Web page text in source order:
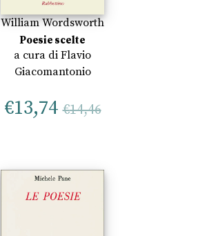
William Wordsworth
Poesie scelte
a cura di Flavio
Giacomantonio
€13,74 €14,46